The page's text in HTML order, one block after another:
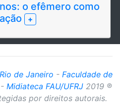
o efêmero como
+
de Janeiro - Faculdade de
- Midiateca FAU/UFRJ 2019 ®
por direitos autorais.